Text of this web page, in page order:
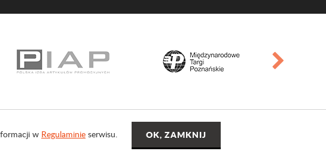
w Regulaminie serwisu.